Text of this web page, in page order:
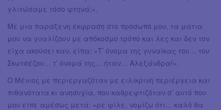
γλιτώσαμε τόσο φτηνά;».
Με μια παράξενη έκφραση στο πρόσωπό μου, τα μάτια
μου να γυαλίζουν με απόκοσμο τρόπο και λες και δεν τον
είχα ακούσει καν, είπα: «Τ’ όνομα της γυναίκας του… του
Σκωτσέζου… τ’ όνομά της… ήταν… Αλεξάνδρα!».
Ο Μένιος με περιεργαζόταν με ειλικρινή περιέργεια και
πιθανότατα κι ανησυχία, που καθρεφτιζόταν σ’ αυτό που
μου είπε αμέσως μετά: «ρε φίλε, νομίζω ότι… καλό θα